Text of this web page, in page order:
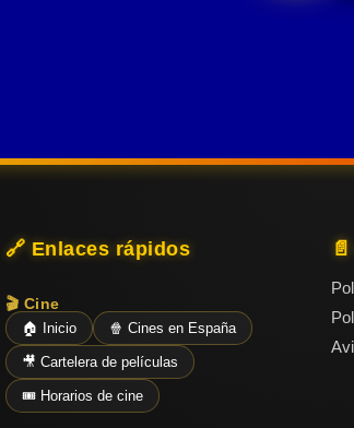
páramo
que
🔗 Enlaces rápidos
🎬 Cine
🏠 Inicio 🍿 Cines en España
🎥 Cartelera de películas
🎟️ Horarios de cine